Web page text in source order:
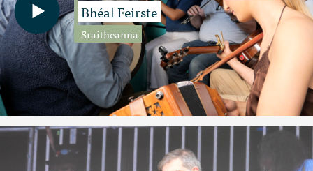
Bhéal Feirste
Sraitheanna